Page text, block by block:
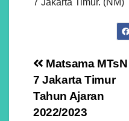
7 Jakarta Timur. (NM)
Navigasi
pos
Matsama MTsN
7 Jakarta Timur
Tahun Ajaran
2022/2023